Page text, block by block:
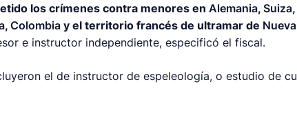
los crímenes contra menores enAlemania,Suiza,
,Colombia y el territorio francés de ultramar de
e instructor independiente, especificó el fiscal.
el de instructor de espeleología, o estudio de